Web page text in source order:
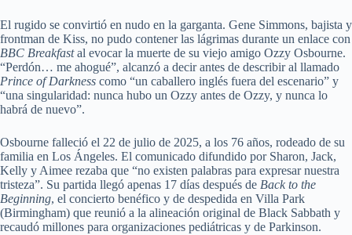
El rugido se convirtió en nudo en la garganta. Gene Simmons, bajista y
frontman de Kiss, no pudo contener las lágrimas durante un enlace con
BBC Breakfastal evocar la muerte de su viejo amigo Ozzy Osbourne.
“Perdón… me ahogué”, alcanzó a decir antes de describir al llamado
Prince of Darkness como “un caballero inglés fuera del escenario” y
“una singularidad: nunca hubo un Ozzy antes de Ozzy, y nunca lo
habrá de nuevo”.
Osbourne falleció el 22 de julio de 2025, a los 76 años, rodeado de su
familia en Los Ángeles. El comunicado difundido por Sharon, Jack,
Kelly y Aimee rezaba que “no existen palabras para expresar nuestra
tristeza”. Su partida llegó apenas 17 días después de Back to the
Beginning, el concierto benéfico y de despedida en Villa Park
(Birmingham) que reunió a la alineación original de Black Sabbath y
recaudó millones para organizaciones pediátricas y de Parkinson.